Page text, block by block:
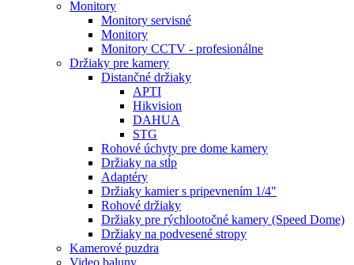
Monitory
Monitory servisné
Monitory
Monitory CCTV - profesionálne
Držiaky pre kamery
Distančné držiaky
APTI
Hikvision
DAHUA
STG
Rohové úchyty pre dome kamery
Držiaky na stĺp
Adaptéry
Držiaky kamier s pripevnením 1/4"
Rohové držiaky
Držiaky pre rýchlootočné kamery (Speed Dome)
Držiaky na podvesené stropy
Kamerové puzdra